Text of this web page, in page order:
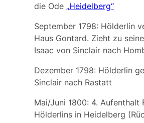
die Ode „Heidelberg“
September 1798: Hölderlin
Haus Gontard. Zieht zu
Isaac von Sinclair nach
Dezember 1798: Hölderlin
Sinclair nach Rastatt
Mai/Juni 1800: 4. Aufenthalt
Hölderlins in Heidelberg